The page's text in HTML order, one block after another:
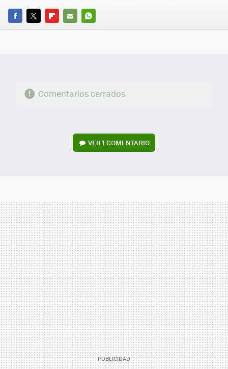
FACEBOOK
TWITTERFLIPBOARD
E-
WHATSAPP
Comentarios cerrados
VER1 COMENTARIO